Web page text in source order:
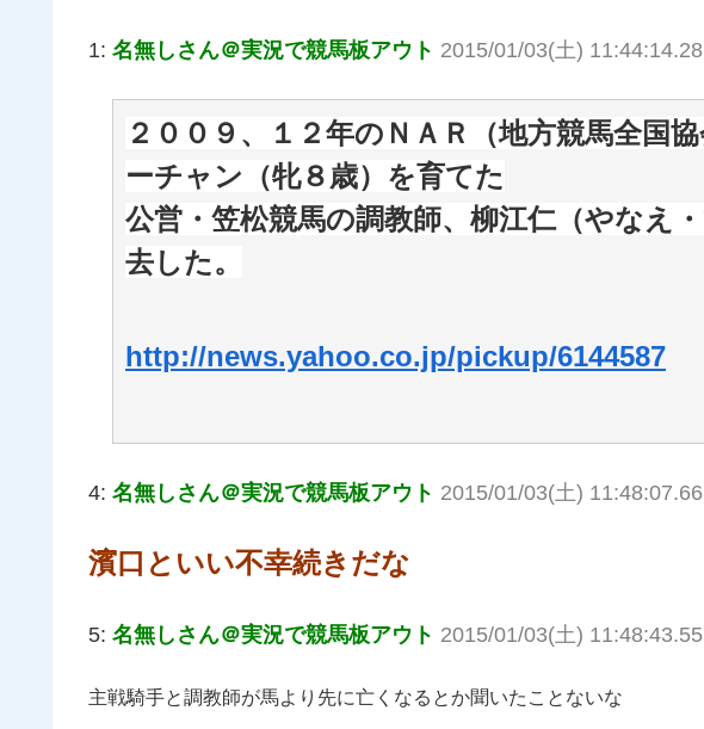
1: 名無しさん＠実況で競馬板アウト 2015/01/03(土)
２００９、１２年のＮＡＲ（地方競馬全国
ーチャン（牝８歳）を育てた
公営・笠松競馬の調教師、柳江仁（やなえ
去した。
http://news.yahoo.co.jp/pickup/6144587
4: 名無しさん＠実況で競馬板アウト 2015/01/03(土)
濱口といい不幸続きだな
5: 名無しさん＠実況で競馬板アウト 2015/01/03(土)
主戦騎手と調教師が馬より先に亡くなるとか聞いたことないな